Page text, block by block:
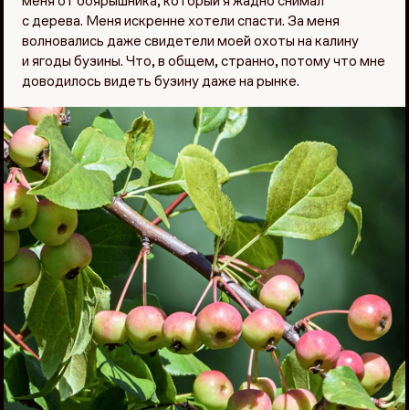
с дерева. Меня искренне хотели спасти. За меня
волновались даже свидетели моей охоты на калину
и ягоды бузины. Что, в общем, странно, потому что мне
доводилось видеть бузину даже на рынке.